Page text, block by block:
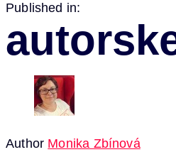
Published in:
Author Monika Zbínová